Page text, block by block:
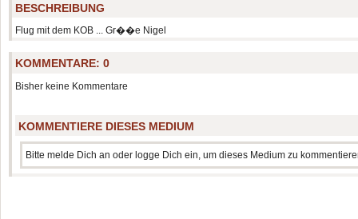
BESCHREIBUNG
Flug mit dem KOB ... Gr��e Nigel
KOMMENTARE:0
Bisher keine Kommentare
KOMMENTIERE DIESES MEDIUM
Bitte melde Dich an oder logge Dich ein, um dieses Medium zu